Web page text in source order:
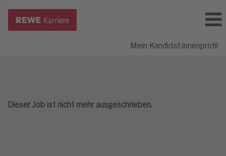
Mein Kandidat:innenprofil
Dieser Job ist nicht mehr ausgeschrieben.